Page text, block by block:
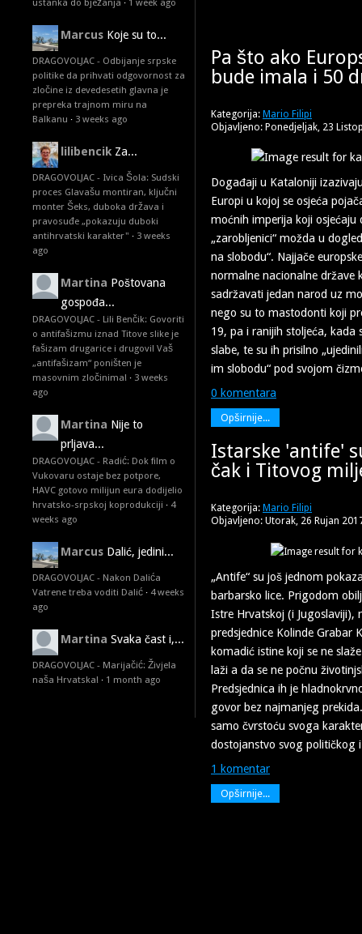
ustanka do bježanja · 1 week ago
Marcus Koje su to...
DRAGOVOLJAC - Odbijanje srpske
politike da prihvati odgovornost za
zločine iz devedesetih glavna je
prepreka trajnom miru na
Balkanu · 3 weeks ago
lilibencik Za...
DRAGOVOLJAC - Ivica Šola: Sudski
proces Glavašu montiran, ključni
monter Šeks, duboka država i
pravosuđe „pokazuju duboki
antihrvatski karakter" · 3 weeks
ago
Martina Poštovana
gospođa...
DRAGOVOLJAC - Lili Benčik: Govoriti
o antifašizmu iznad Titove slike je
fašizam drugarice i drugovi! Vaš
„antifašizam“ poništen je
masovnim zločinima! · 3 weeks
ago
Martina Nije to
prljava...
DRAGOVOLJAC - Radić: Dok film o
Vukovaru ostaje bez potpore,
HAVC gotovo milijun eura dodijelio
hrvatsko-srpskoj koprodukciji · 4
weeks ago
Marcus Dalić, jedini...
DRAGOVOLJAC - Nakon Dalića
Vatrene treba voditi Dalić · 4 weeks
ago
Martina Svaka čast i,...
DRAGOVOLJAC - Marijačić: Živjela
naša Hrvatska! · 1 month ago
Pa što ako
bude imala i 50
Kategorija: Mario Filipi
Objavljeno: Ponedjeljak, 23
Događaji u Kataloniji
Europi u kojoj se osjeća
moćnih imperija koji osjećaju
„zarobljenici“ možda u
na slobodu“. Najjače
normalne nacionalne države
sadržavati jedan narod uz
nego su to mastodonti koji
19, pa i ranijih stoljeća, kada
slabe, te su ih prisilno
im slobodu“ pod svojom
0 komentara
Opširnije...
Istarske 'antife'
čak i Titovog
Kategorija: Mario Filipi
Objavljeno: Utorak, 26 Rujan
„Antife“ su još jednom
barbarsko lice. Prigodom
Istre Hrvatskoj (i Jugoslaviji),
predsjednice Kolinde Grabar
komadić istine koji se ne
laži a da se ne počnu
Predsjednica ih je
govor bez najmanjeg
samo čvrstoću svoga
dostojanstvo svog političkog
1 komentar
Opširnije...